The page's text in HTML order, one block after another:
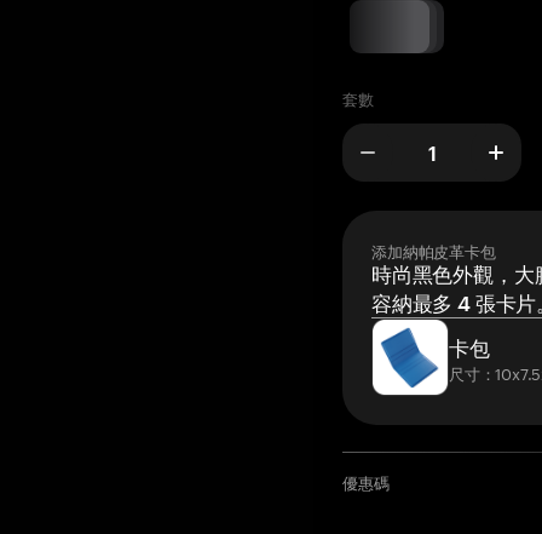
套數
添加納帕皮革卡包
時尚黑色外觀，大
容納最多 4 張卡片
卡包
尺寸：
優惠碼